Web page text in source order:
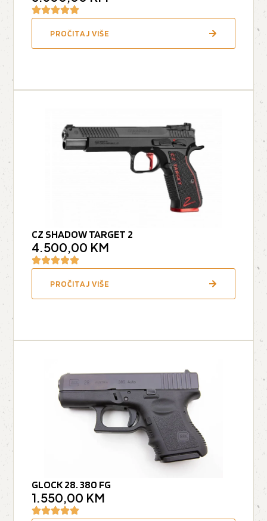
PROČITAJ VIŠE
CZ SHADOW TARGET 2
4.500,00 KM
PROČITAJ VIŠE
GLOCK 28. 380 FG
1.550,00 KM